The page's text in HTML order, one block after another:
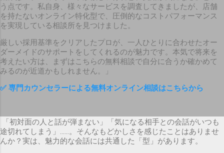
う点です。私自身、様々なサービスを調査してきましたが、店舗
を持たないオンライン特化型で、圧倒的なコストパフォーマンス
を実現している相談所を見つけました。
厳しい採用基準をクリアしたプロが、一人ひとりに合わせたオー
ダーメイドのサポートをしてくれるのが魅力です。本気で将来を
考えたい方は、まずはこちらの無料相談で自分に合うか確かめて
みるのが近道かもしれません。」
✅ 専門カウンセラーによる無料オンライン相談はこちらから
「初対面の人と話が弾まない」「気になる相手との会話がいつも
途切れてしまう」……。そんなもどかしさを感じたことはありませ
んか？実は、魅力的な会話には共通した「型」があります。